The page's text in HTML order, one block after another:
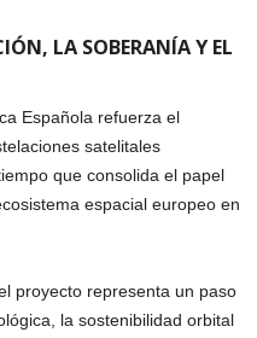
LA SOBERANÍA Y EL
Española refuerza el
satelitales
que consolida el papel
espacial europeo en
proyecto representa un paso
la sostenibilidad orbital